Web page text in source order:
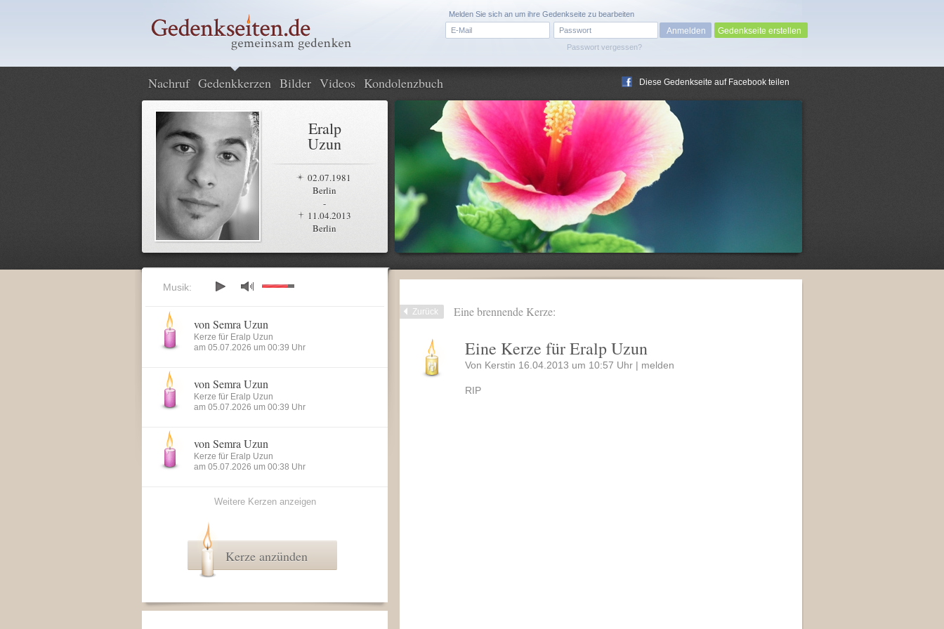
Passwort vergessen?
Melden Sie sich an um ihre Gedenkseite zu bearbeiten
Gedenkseite erstellen
Nachruf Gedenkkerzen Bilder Videos Kondolenzbuch Diese Gedenkseite auf Facebook teilen
Eralp
Uzun
02.07.1981
Berlin
-
11.04.2013
Berlin
Zurück Eine brennende Kerze:
Eine Kerze für Eralp Uzun
Von Kerstin 16.04.2013 um 10:57 Uhr | melden
RIP
Musik:
von Semra Uzun
Kerze für Eralp Uzun
am 05.07.2026 um 00:39 Uhr
von Semra Uzun
Kerze für Eralp Uzun
am 05.07.2026 um 00:39 Uhr
von Semra Uzun
Kerze für Eralp Uzun
am 05.07.2026 um 00:38 Uhr
Weitere Kerzen anzeigen
Kerze anzünden